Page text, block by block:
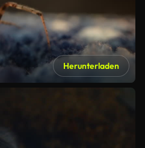
Herunterladen